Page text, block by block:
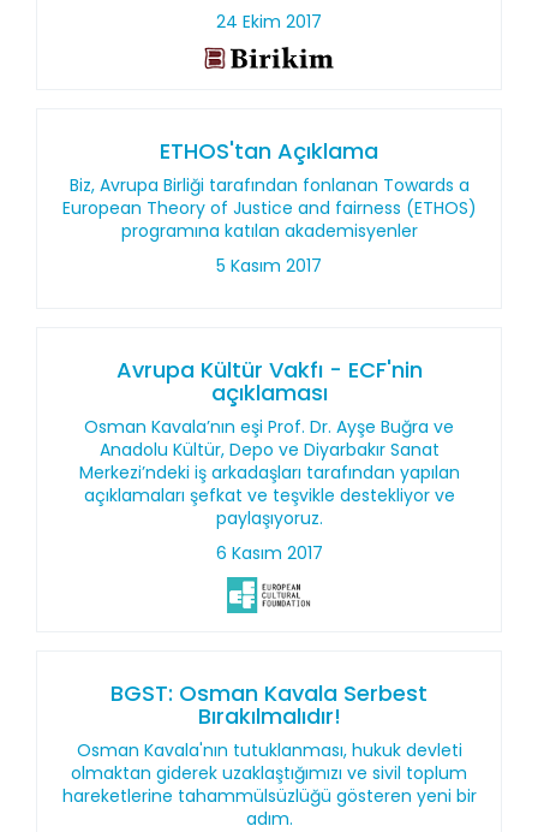
24 Ekim 2017
ETHOS'tan Açıklama
Biz, Avrupa Birliği tarafından fonlanan Towards a
European Theory of Justice and fairness (ETHOS)
programına katılan akademisyenler
5 Kasım 2017
Avrupa Kültür Vakfı - ECF'nin
açıklaması
Osman Kavala’nın eşi Prof. Dr. Ayşe Buğra ve
Anadolu Kültür, Depo ve Diyarbakır Sanat
Merkezi’ndeki iş arkadaşları tarafından yapılan
açıklamaları şefkat ve teşvikle destekliyor ve
paylaşıyoruz.
6 Kasım 2017
BGST: Osman Kavala Serbest
Bırakılmalıdır!
Osman Kavala'nın tutuklanması, hukuk devleti
olmaktan giderek uzaklaştığımızı ve sivil toplum
hareketlerine tahammülsüzlüğü gösteren yeni bir
adım.